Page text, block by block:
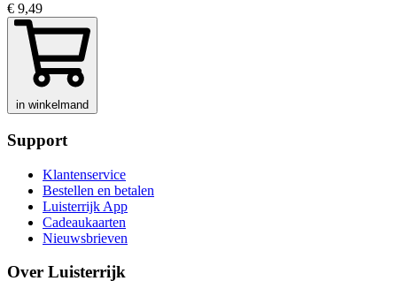
€ 9,49
in winkelmand
Support
Klantenservice
Bestellen en betalen
Luisterrijk App
Cadeaukaarten
Nieuwsbrieven
Over Luisterrijk